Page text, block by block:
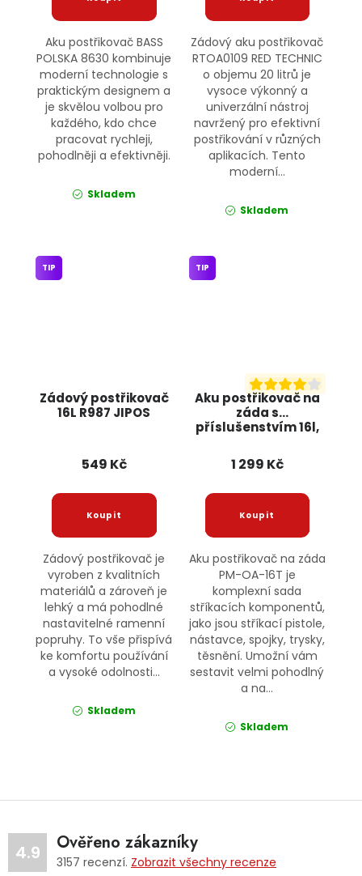
Aku postřikovač BASS
POLSKA 8630 kombinuje
moderní technologie s
praktickým designem a
je skvělou volbou pro
každého, kdo chce
pracovat rychleji,
pohodlněji a efektivněji.
Skladem
Zádový aku postřikovač
RTOA0109 RED TECHNIC
o objemu 20 litrů je
vysoce výkonný a
univerzální nástroj
navržený pro efektivní
postřikování v různých
aplikacích. Tento
moderní...
Skladem
Zádový postřikovač
16L R987 JIPOS
TIP
549 Kč
Zádový postřikovač je
vyroben z kvalitních
materiálů a zároveň je
lehký a má pohodlné
nastavitelné ramenní
popruhy. To vše přispívá
ke komfortu používání
a vysoké odolnosti...
Skladem
Aku postřikovač na
záda s
příslušenstvím 16l,
POWERMAT
TIP
1 299 Kč
Aku postřikovač na záda
PM-OA-16T je
komplexní sada
stříkacích komponentů,
jako jsou stříkací pistole,
nástavce, spojky, trysky,
těsnění. Umožní vám
sestavit velmi pohodlný
a na...
Skladem
4.9 Ověřeno zákazníky
3157 recenzí. Zobrazit všechny recenze